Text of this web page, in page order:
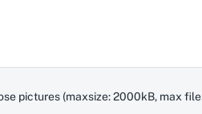
pictures (maxsize: 2000kB, max